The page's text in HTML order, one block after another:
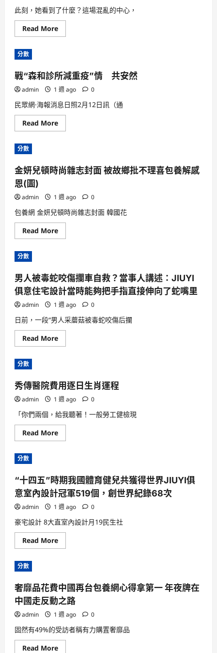
意
住
宅
設
計
關
一
級
主
科
員
陳
宏
開
此刻，她看到了什麼？這場混亂的中心，
Read MoreRead
more
家
私
立
院
設
立
秀
傳
年
長
冠
者
托
中
間
分數
戰“森和診所減重疫”情 共安然
admin 1 週 ago 0
民眾網·海報消息日照2月12日訊（通
Read MoreRead
more
所
減
情
安
然
分數
金妍兒頓時尚雜志封面 被故鄉批不理喜包養解感
恩(圖)
admin 1 週 ago 0
包養網 金妍兒頓時尚雜志封面 韓國花
Read MoreRead
more
時
尚
雜
志
封
被
故
鄉
批
不
解
感
恩
(圖)
分數
男人被毒蛇咬傷攔車自救？當事人講述：JIUYI
俱意住宅設計當時能夠把手指直接伸向了蛇嘴里
admin 1 週 ago 0
日前，一段“男人采蘑菇被毒蛇咬傷后攔
Read MoreRead
more
蛇
咬
傷
車
自
救？
當
事
俱
意
住
宅
設
計
時
能
夠
把
手
向
了
蛇
嘴
里
分數
秀傳醫院費用逐日生肖運程
admin 1 週 ago 0
「你們兩個，給我聽著！一般勞工健檢現
Read MoreRead
more
費
用
逐
日
生
運
程
分數
“十四五”時期我國體育健兒共獲得世界JIUYI俱
意室內設計冠軍519個，創世界紀錄68次
admin 1 週 ago 0
豪宅設計 8大直室內設計月19民生社
Read MoreRead
more
期
我
國
體
育
兒
共
獲
得
分數
奢靡品花費中國再台包養網心得拿第一 年夜牌在
中國走反動之路
admin 1 週 ago 0
固然有49%的受訪者稱有力購置奢靡品
Read MoreRead